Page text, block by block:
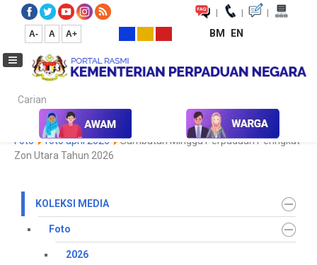
| | |
A- A A+ BM EN
Carian...
Laman Utama Media Koleksi Media Foto 2026
Galeri
Foto
foto april 2026
Sambutan Minggu Perpaduan Peringkat
Zon Utara Tahun 2026
KOLEKSI MEDIA
Foto
2026